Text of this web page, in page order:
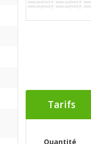
Tarifs
Quantité